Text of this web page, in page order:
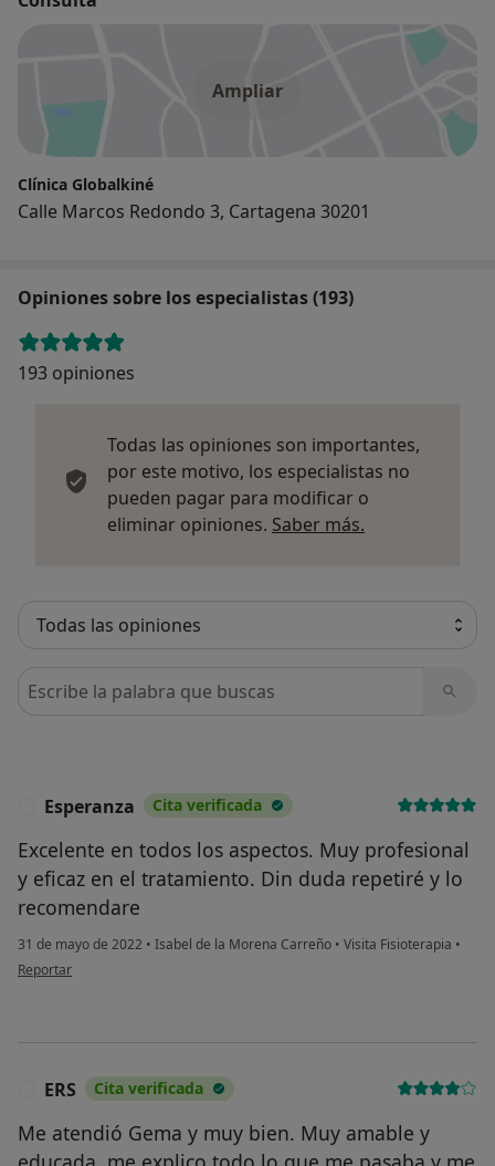
Ampliar
Clínica Globalkiné
Calle Marcos Redondo 3, Cartagena 30201
Opiniones sobre los especialistas (193)
193 opiniones
Todas las opiniones son importantes,
por este motivo, los especialistas no
pueden pagar para modificar o
eliminar opiniones. Saber más.
Busca en opiniones
Esperanza Cita verificada
Excelente en todos los aspectos. Muy profesional
y eficaz en el tratamiento. Din duda repetiré y lo
recomendare
31 de mayo de 2022 • Isabel de la Morena Carreño • Visita Fisioterapia •
en opinión del usuario Esperanza
Reportar
ERS Cita verificada
Me atendió Gema y muy bien. Muy amable y